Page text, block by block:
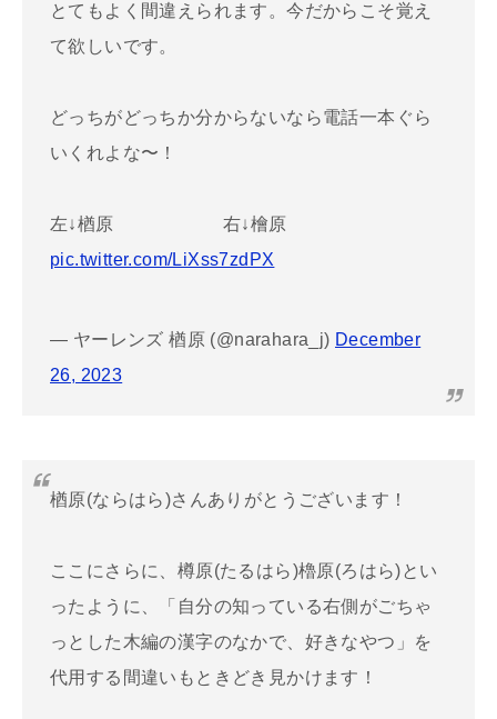
とてもよく間違えられます。今だからこそ覚え
て欲しいです。
どっちがどっちか分からないなら電話一本ぐら
いくれよな〜！
左↓楢原 右↓檜原
pic.twitter.com/LiXss7zdPX
— ヤーレンズ 楢原 (@narahara_j) December
26, 2023
楢原(ならはら)さんありがとうございます！
ここにさらに、樽原(たるはら)櫓原(ろはら)とい
ったように、「自分の知っている右側がごちゃ
っとした木編の漢字のなかで、好きなやつ」を
代用する間違いもときどき見かけます！